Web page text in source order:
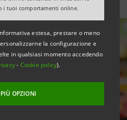
i tuoi comportamenti online.
estesa, prestare o meno
la configurazione e
in qualsiasi momento accedendo
- Cookie policy).
PIÙ OPZIONI